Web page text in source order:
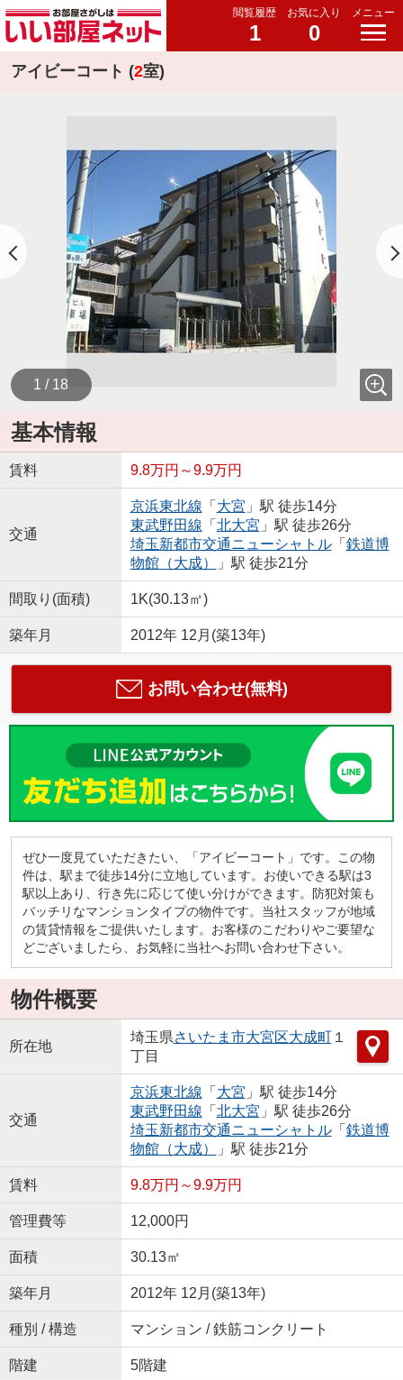
閲覧履歴
1
お気に入り
0
メニュー
アイビーコート (2室)
1 / 18
基本情報
賃料 9.8万円～9.9万円
交通
京浜東北線 「 大宮 」駅 徒歩14分
東武野田線 「 北大宮 」駅 徒歩26分
埼玉新都市交通ニューシャトル「 鉄道博
物館（大成）
」駅 徒歩21分
間取り(面積) 1K(30.13㎡)
築年月 2012年 12月(築13年)
お問い合わせ(無料)
ぜひ一度見ていただきたい、「アイビーコート」です。この物
件は、駅まで徒歩14分に立地しています。お使いできる駅は3
駅以上あり、行き先に応じて使い分けができます。防犯対策も
バッチリなマンションタイプの物件です。当社スタッフが地域
の賃貸情報をご提供いたします。お客様のこだわりやご要望な
どございましたら、お気軽に当社へお問い合わせ下さい。
物件概要
所在地
埼玉県さいたま市大宮区大成町１
丁目
交通
京浜東北線 「 大宮 」駅 徒歩14分
東武野田線 「 北大宮 」駅 徒歩26分
埼玉新都市交通ニューシャトル「 鉄道博
物館（大成）
」駅 徒歩21分
賃料 9.8万円～9.9万円
管理費等 12,000円
面積 30.13㎡
築年月 2012年 12月(築13年)
種別 / 構造 マンション / 鉄筋コンクリート
階建 5階建